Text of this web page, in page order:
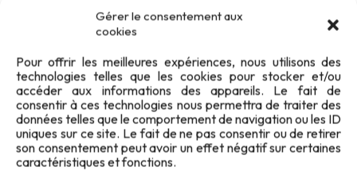
Gérer le consentement aux
cookies
Pour offrir les meilleures expériences, nous utilisons des
technologies telles que les cookies pour stocker et/ou
accéder aux informations des appareils. Le fait de
consentir à ces technologies nous permettra de traiter des
données telles que le comportement de navigation ou les ID
uniques sur ce site. Le fait de ne pas consentir ou de retirer
son consentement peut avoir un effet négatif sur certaines
caractéristiques et fonctions.